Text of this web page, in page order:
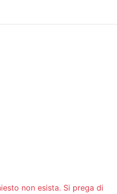
non esista. Si prega di